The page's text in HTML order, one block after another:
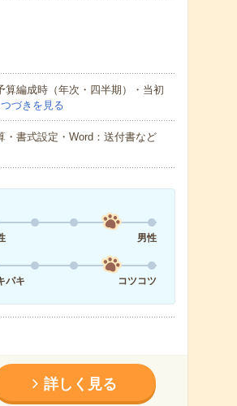
編成時（年次・四半期）・当初
つづきを見る
・書式設定・Word：送付書など
男性
パキ
コツコツ
詳しく見る